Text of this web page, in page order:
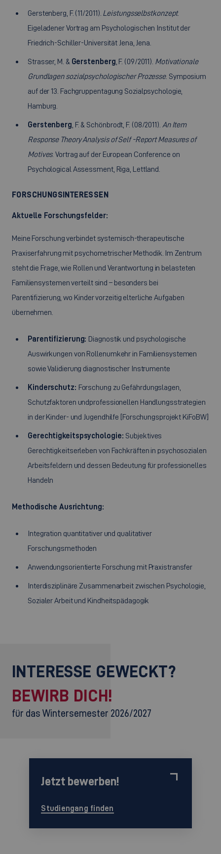
Gerstenberg, F. (11/2011). Leistungsselbstkonzept.
Eigeladener Vortrag am Psychologischen Institut der
Friedrich-Schiller-Universität Jena, Jena.
Strasser, M. & Gerstenberg , F. (09/2011). Motivationale
Grundlagen sozialpsychologischer Prozesse. Symposium
auf der 13. Fachgruppentagung Sozialpsychologie,
Hamburg.
Gerstenberg , F. & Schönbrodt, F. (08/2011). An Item
Response Theory Analysis of Self -Report Measures of
Motives. Vortrag auf der European Conference on
Psychological Assessment, Riga, Lettland.
FORSCHUNGSINTERESSEN
Aktuelle Forschungsfelder:
Meine Forschung verbindet systemisch-therapeutische
Praxiserfahrung mit psychometrischer Methodik. Im Zentrum
steht die Frage, wie Rollen und Verantwortung in belasteten
Familiensystemen verteilt sind – besonders bei
Parentifizierung, wo Kinder vorzeitig elterliche Aufgaben
übernehmen.
Parentifizierung: Diagnostik und psychologische
Auswirkungen von Rollenumkehr in Familiensystemen
sowie Validierung diagnostischer Instrumente
Kinderschutz: Forschung zu Gefährdungslagen,
Schutzfaktoren undprofessionellen Handlungsstrategien
in der Kinder- und Jugendhilfe [Forschungsprojekt KiFoBW]
Gerechtigkeitspsychologie:Subjektives
Gerechtigkeitserleben von Fachkräften in psychosozialen
Arbeitsfeldern und dessen Bedeutung für professionelles
Handeln
Methodische Ausrichtung:
Integration quantitativer und qualitativer
Forschungsmethoden
Anwendungsorientierte Forschung mit Praxistransfer
Interdisziplinäre Zusammenarbeit zwischen Psychologie,
Sozialer Arbeit und Kindheitspädagogik
INTERESSE GEWECKT?
BEWIRB DICH!
für das Wintersemester 2026/2027
Jetzt bewerben!
Studiengang finden